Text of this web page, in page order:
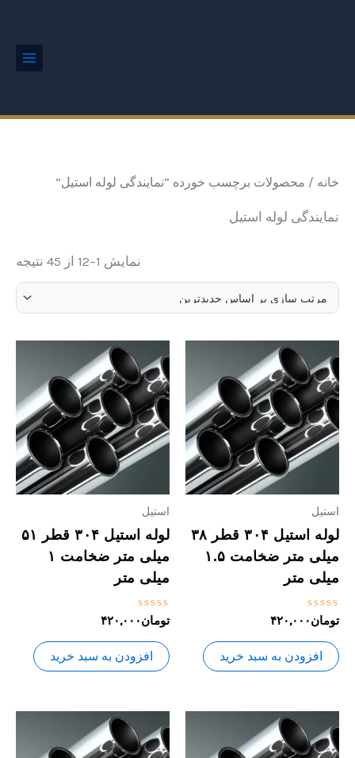
خانه / محصولات برچسب خورده “نمایندگی لوله استیل”
نمایندگی لوله استیل
نمایش 1–12 از 45 نتیجه
استیل
لوله استیل ۳۰۴ قطر ۳۸
میلی متر ضخامت ۱.۵
میلی متر
نمره
0
از
5
تومان۴۲۰,۰۰۰
افزودن به سبد خرید
استیل
لوله استیل ۳۰۴ قطر ۵۱
میلی متر ضخامت ۱
میلی متر
نمره
0
از
5
تومان۴۲۰,۰۰۰
افزودن به سبد خرید